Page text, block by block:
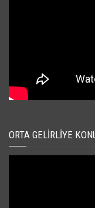
ORTA GELIRLIYE